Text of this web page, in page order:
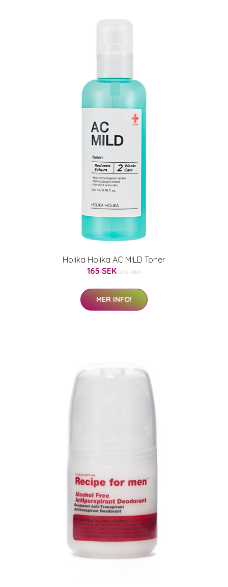
Holika Holika AC MILD Toner
165 SEK 275 SEK
MER INFO!